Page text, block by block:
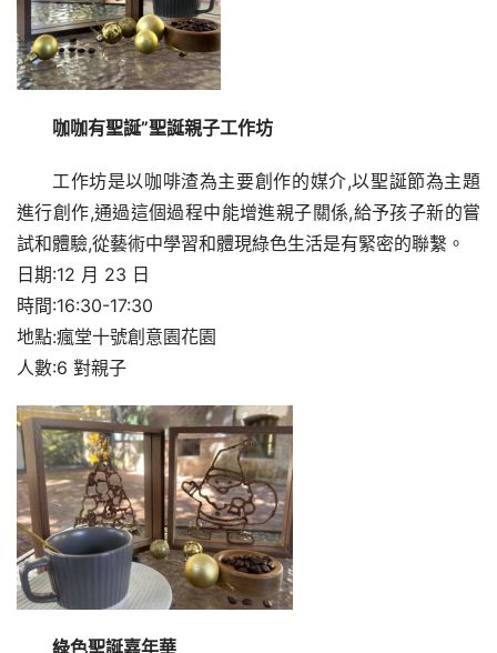
咖咖有聖誕”聖誕親子工作坊
工作坊是以咖啡渣為主要創作的媒介,以聖誕節為主題
進行創作,通過這個過程中能增進親子關係,給予孩子新的嘗
試和體驗,從藝術中學習和體現綠色生活是有緊密的聯繫。
日期:12 月 23 日
時間:16:30-17:30
地點:瘋堂十號創意園花園
人數:6 對親子
綠色聖誕嘉年華